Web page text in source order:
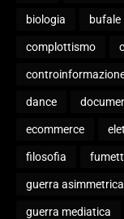
biologia bufale
complottismo
dance
ecommerce
filosofia
guerra asimmetrica
guerra mediatica